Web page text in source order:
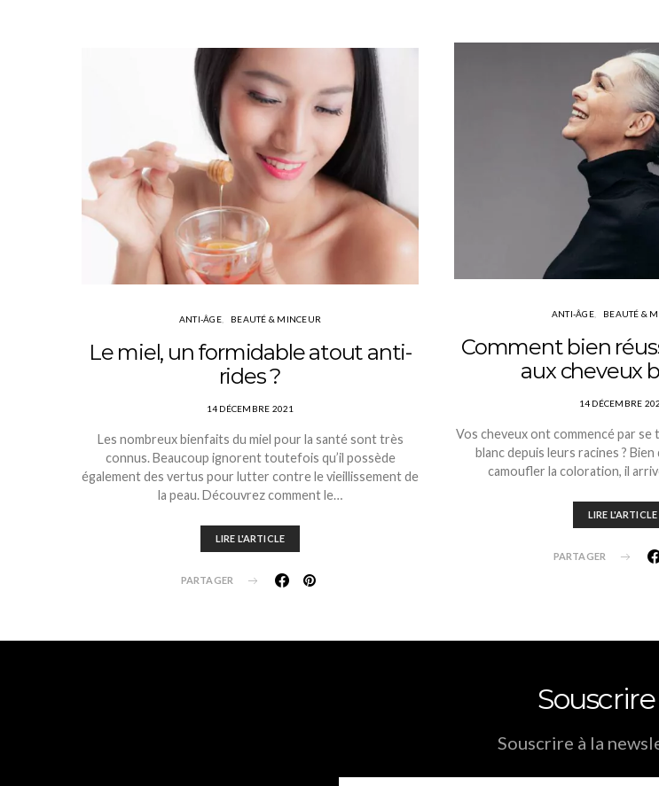
ANTI-ÂGE BEAUTÉ & MINCEUR
Le miel, un formidable atout anti-
rides ?
14 DÉCEMBRE 2021
Les nombreux bienfaits du miel pour la santé sont très
connus. Beaucoup ignorent toutefois qu’il possède
également des vertus pour lutter contre le vieillissement de
la peau. Découvrez comment le…
LIRE L'ARTICLE
PARTAGER
ANTI-ÂGE BEAUTÉ &
Comment bien
aux cheveux
14 DÉCEMBRE
Vos cheveux ont commencé par se
blanc depuis leurs racines ?
camoufler la coloration, il
LIRE L'ARTICLE
PARTAGER
Souscrire
Souscrire à la